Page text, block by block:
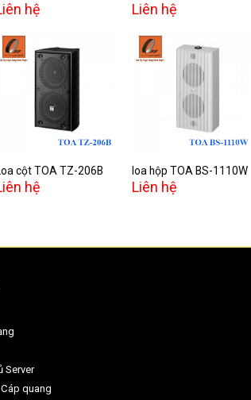
hệ Liên hệ
cột TOA TZ-206B
hệ
loa hộp TOA BS-1110W
Liên hệ
Server
quang